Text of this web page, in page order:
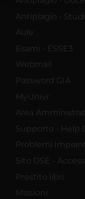
Antiplagio -
Aule
Esami - ESSE3
Webmail
Password GIA
MyUnivr
Area
Supporto - Help
Problemi Impianti
Sito DSE -
Prestito libri
Missioni